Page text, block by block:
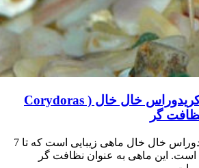
کریدوراس کاهی یا کریدوراس خال خال ( Corydoras
کریدوراس کاهی یا کریدوراس خال خال ماهی زیبایی است که تا 7
است. این ماهی به عنوان نظافت گر